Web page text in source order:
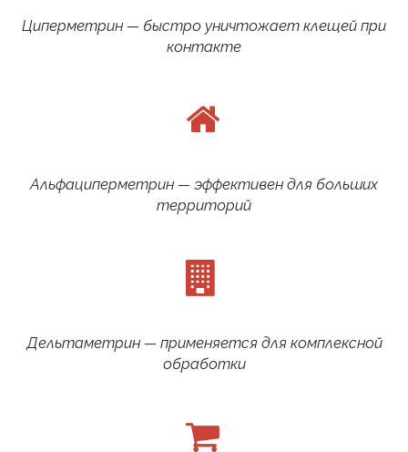
Циперметрин — быстро уничтожает клещей при
контакте
Альфациперметрин — эффективен для больших
территорий
Дельтаметрин — применяется для комплексной
обработки